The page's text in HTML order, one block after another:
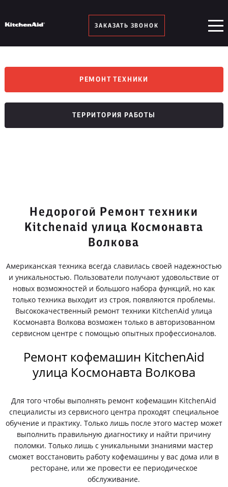
ЗАКАЗАТЬ ЗВОНОК
РЕМОНТ ТЕХНИКИ
ТЕРРИТОРИЯ РАБОТЫ
Недорогой Ремонт техники
Kitchenaid улица Космонавта
Волкова
Американская техника всегда славилась своей надежностью
и уникальностью. Пользователи получают удовольствие от
новых возможностей и большого набора функций, но как
только техника выходит из строя, появляются проблемы.
Высококачественный ремонт техники KitchenAid улица
Космонавта Волкова возможен только в авторизованном
сервисном центре с помощью опытных профессионалов.
Ремонт кофемашин KitchenAid
улица Космонавта Волкова
Для того чтобы выполнять ремонт кофемашин KitchenAid
специалисты из сервисного центра проходят специальное
обучение и практику. Только лишь после этого мастер может
выполнить правильную диагностику и найти причину
поломки. Только лишь с уникальными знаниями мастер
сможет восстановить работу кофемашины у вас дома или в
ресторане, или же провести ее периодическое
обслуживание.